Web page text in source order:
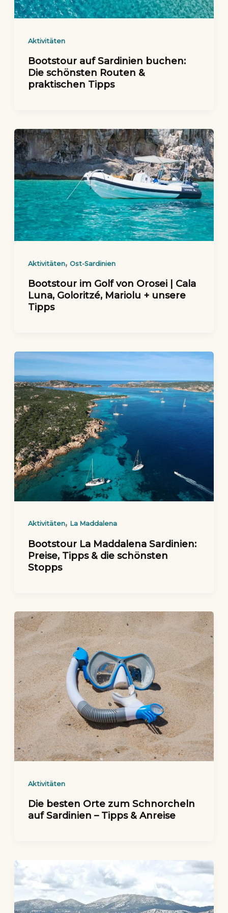
Aktivitäten
Bootstour auf Sardinien buchen:
Die schönsten Routen &
praktischen Tipps
Aktivitäten,Ost-Sardinien
Bootstour im Golf von Orosei | Cala
Luna, Goloritzé, Mariolu + unsere
Tipps
Aktivitäten, La Maddalena
Bootstour La Maddalena Sardinien:
Preise, Tipps & die schönsten
Stopps
Aktivitäten
Die besten Orte zum Schnorcheln
auf Sardinien – Tipps & Anreise